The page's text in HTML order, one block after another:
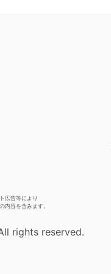
広告等により
内容を含みます。
rights reserved.